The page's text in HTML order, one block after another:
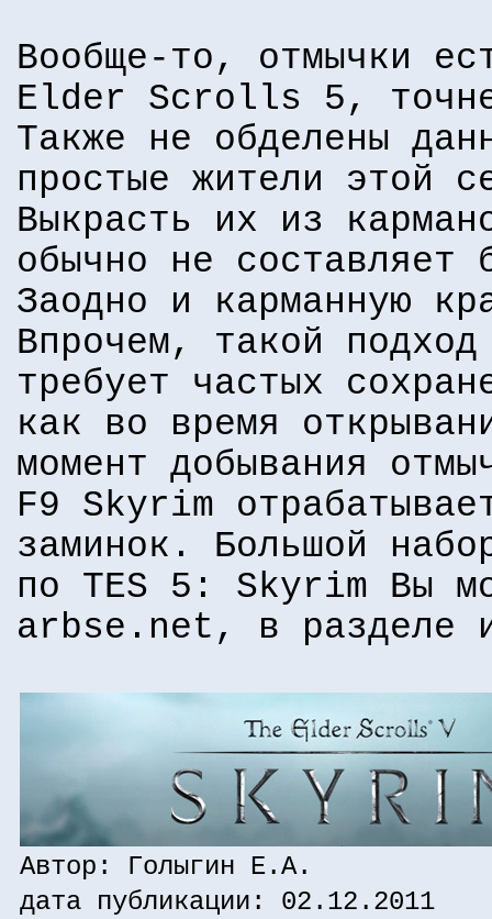
Вообще-то, отмычки
Elder Scrolls 5,
Также не обделены
простые жители этой
Выкрасть их из
обычно не составляет
Заодно и карманную
Впрочем, такой
требует частых
как во время
момент добывания
F9 Skyrim
заминок. Большой
по TES 5: Skyrim Вы
arbse.net, в разделе
Автор: Голыгин Е.А.
дата публикации: 02.12.2011